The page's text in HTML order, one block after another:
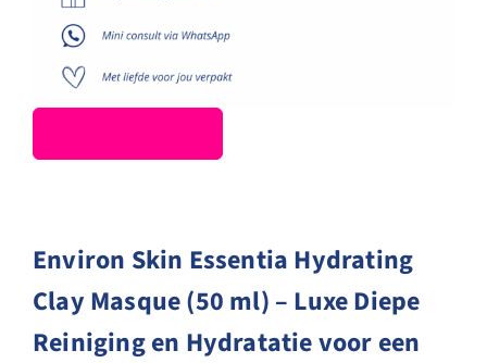
Environ Skin Essentia Hydrating
Clay Masque (50 ml) – Luxe Diepe
Reiniging en Hydratatie voor een